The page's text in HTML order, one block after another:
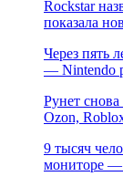
Rockstar
показала
Через пять
— Nintendo
Рунет
Ozon,
9 тысяч
мониторе